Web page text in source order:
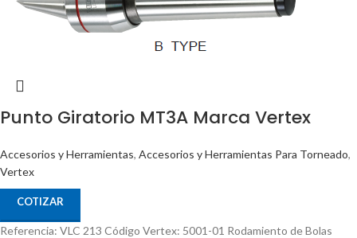
Punto Giratorio MT3A Marca Vertex
Accesorios y Herramientas, Accesorios y Herramientas Para Torneado,
Vertex
COTIZAR
Referencia: VLC 213 Código Vertex: 5001-01 Rodamiento de Bolas